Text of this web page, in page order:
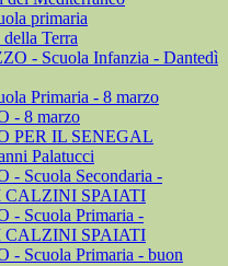
primaria
Terra
- Scuola Infanzia - Dantedì
Primaria - 8 marzo
- 8 marzo
PER IL SENEGAL
Palatucci
- Scuola Secondaria -
CALZINI SPAIATI
- Scuola Primaria -
CALZINI SPAIATI
- Scuola Primaria - buon